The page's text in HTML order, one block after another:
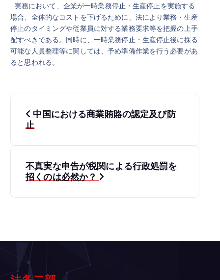
実務において、企業が一時業務停止・生産停止を実施する
場合、全体的なコストを下げるために、法により業務・生産
停止のタイミングや従業員に対する業務要求等を把握の上手
配すべきである。同時に、一時業務停止・生産停止後に採る
可能な人員整理等に関しては、予め準備作業を行う必要があ
ると思われる。
投
稿
ビ
シ
ョ
中国における商業賄賂の認定及び防
止
不真実な申告が税関による行政処罰を
招くのは必然か？